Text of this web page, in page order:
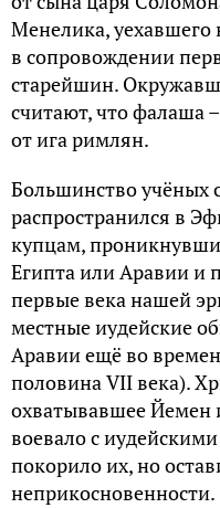
Менелика, уехавшего
в сопровождении
старейшин.
считают, что фалаша
от ига римлян.
Большинство учёных
распространился в
купцам,
Египта или Аравии и
первые века нашей
местные иудейские
Аравии ещё во
половина VII века).
охватывавшее
воевало с
покорило их, но
неприкосновенности.